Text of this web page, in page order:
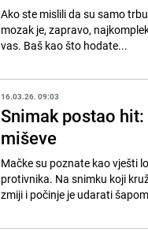
Ako ste mislili da su samo
mozak je, zapravo,
vas. Baš kao što hodate...
16.03.26. 09:03
Snimak postao
miševe
Mačke su poznate kao vješti
protivnika. Na snimku koji
zmiji i počinje je udarati